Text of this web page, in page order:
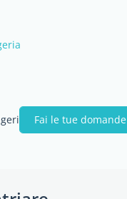
Fai le tue domande